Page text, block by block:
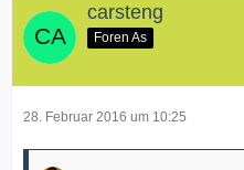
carsteng
Foren As
28. Februar 2016 um 10:25